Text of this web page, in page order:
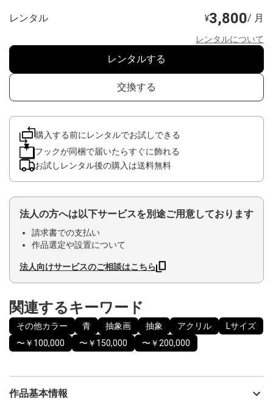
レンタル ¥3,800/ 月
レンタルについて
レンタルする
交換する
購入する前にレンタルでお試しできる
フックが同梱で届いたらすぐに飾れる
お試しレンタル後の購入は送料無料
法人の方へは以下サービスを別途ご用意しております
請求書での支払い
作品選定や設置について
法人向けサービスのご相談はこちら
関連するキーワード
その他カラー 青 抽象画 抽象 アクリル
Lサイズ
〜￥100,000
〜￥150,000 〜￥200,000
作品基本情報